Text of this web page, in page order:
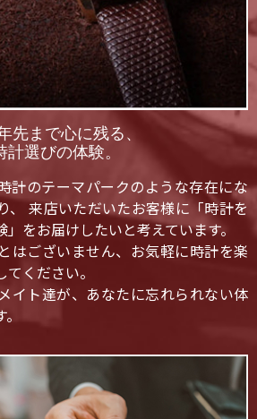
先まで心に残る、
計選びの体験。
計のテーマパークのような存在にな
、 来店いただいたお客様に「時計を
をお届けしたいと考えています。
はございません、お気軽に時計を楽
ください。
イト達が、あなたに忘れられない体